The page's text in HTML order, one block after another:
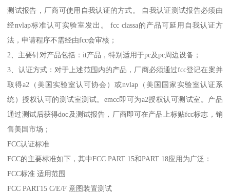
测试报告，厂商可使用自我认证的方式。 自我认证测试报告必须由
经nvlap标准认可实验室发出。 fcc classa的产品可延用自我认证方
法，申请程序不需经由fcc会审核；
2、主要针对产品包括：it产品，特别适用于pc及pc周边设备；
3、认证方式：对于上述范围内的产品，厂商必须通过fcc登记在案并
取得a2（美国实验室认可协会）或nvlap（美国国家实验室认证系
统）授权认可的测试室测试。emcc即可为a2授权认可测试室。产品
通过测试后获得doc及测试报告，厂商即可在产品上标贴fcc标志，销
售美国市场；
FCC认证标准
FCC的主要标准如下，其中FCC PART 15和PART 18应用为广泛：
FCC标准 适用范围
FCC PART15 C/E/F 意图装置测试